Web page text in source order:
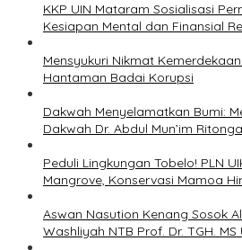
KKP UIN Mataram Sosialisasi
Kesiapan Mental dan Finansial
Mensyukuri Nikmat
Hantaman Badai Korupsi
Dakwah Menyelamatkan Bumi:
Dakwah Dr. Abdul Mun’im Ritonga
Peduli Lingkungan Tobelo! PLN
Mangrove, Konservasi Mamoa
Aswan Nasution Kenang Sosok
Washliyah NTB Prof. Dr. TGH. MS